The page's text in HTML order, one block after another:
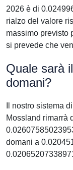
2026 è di
rialzo del valore
massimo previsto
si prevede che
Quale sarà
domani?
Il nostro sistema
Mossland rimarrà
domani a